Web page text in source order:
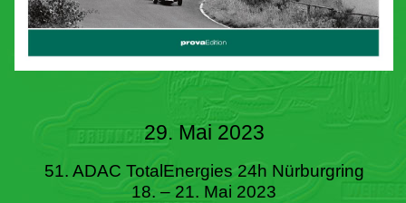
29. Mai 2023
51. ADAC TotalEnergies 24h Nürburgring
18. – 21. Mai 2023